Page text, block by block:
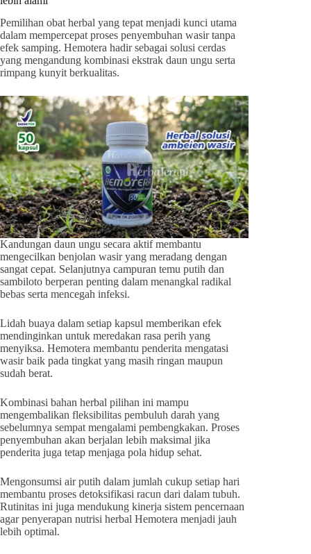
Pemilihan obat herbal yang tepat menjadi kunci utama
dalam mempercepat proses penyembuhan wasir tanpa
efek samping. Hemotera hadir sebagai solusi cerdas
yang mengandung kombinasi ekstrak daun ungu serta
rimpang kunyit berkualitas.
Kandungan daun ungu secara aktif membantu
mengecilkan benjolan wasir yang meradang dengan
sangat cepat. Selanjutnya campuran temu putih dan
sambiloto berperan penting dalam menangkal radikal
bebas serta mencegah infeksi.
Lidah buaya dalam setiap kapsul memberikan efek
mendinginkan untuk meredakan rasa perih yang
menyiksa. Hemotera membantu penderita mengatasi
wasir baik pada tingkat yang masih ringan maupun
sudah berat.
Kombinasi bahan herbal pilihan ini mampu
mengembalikan fleksibilitas pembuluh darah yang
sebelumnya sempat mengalami pembengkakan. Proses
penyembuhan akan berjalan lebih maksimal jika
penderita juga tetap menjaga pola hidup sehat.
Mengonsumsi air putih dalam jumlah cukup setiap hari
membantu proses detoksifikasi racun dari dalam tubuh.
Rutinitas ini juga mendukung kinerja sistem pencernaan
agar penyerapan nutrisi herbal Hemotera menjadi jauh
lebih optimal.